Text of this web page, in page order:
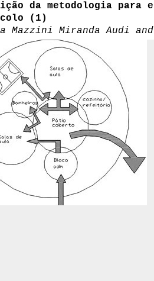
da metodologia para
(1)
Mazzini Miranda Audi